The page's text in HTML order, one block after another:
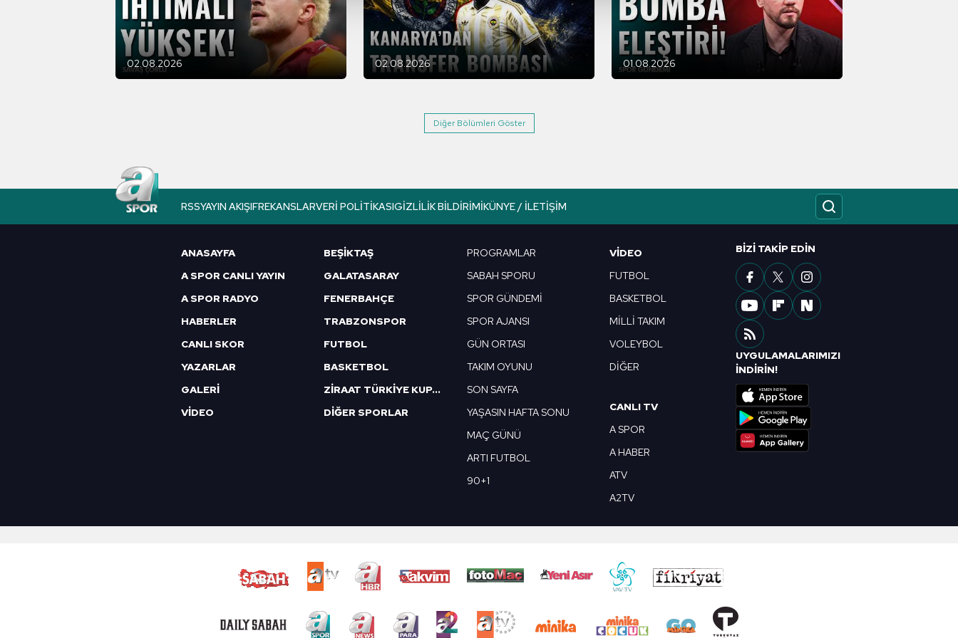
çerezler vasıtasıyla çeşitli kişisel verileriniz işlenmekte olup gerekli olan çerezler bilgi toplumu hizmetlerinin sunulması
amacıyla kullanılmaktadır. Diğer çerezler, sitemizin daha işlevsel kılınması ve kişiselleştirilmesi ve sizlere yönelik
reklam/pazarlama faaliyetlerinin yapılması, amaçlarıyla sınırlı olarak açık rızanız dahilinde kullanılacaktır.
Çerezlere ilişkin tercihlerinizi aşağıda yer alan panel vasıtasıyla belirleyebilirsiniz. Çerezlere ilişkin detaylı bilgi için Ayarlar
6698 sayılı Kişisel Verilerin Korunması Kanunu uyarınca hazırlanmış Aydınlatma Metnimizi okumak ve sitemizde ilgili
02.08.2026 02.08.2026 01.08.2026
Diğer Bölümleri Göster
RSSYAYIN AKIŞIFREKANSLARVERI POLITIKASIGIZLILIK BILDIRIMIKÜNYE / İLETIŞIM
ANASAYFA
A SPOR CANLI YAYIN
A SPOR RADYO
HABERLER
CANLI SKOR
YAZARLAR
GALERİ
VİDEO
BEŞİKTAŞ
GALATASARAY
FENERBAHÇE
TRABZONSPOR
FUTBOL
BASKETBOL
ZİRAAT TÜRKİYE KUPASI
DİĞER SPORLAR
PROGRAMLAR
SABAH SPORU
SPOR GÜNDEMİ
SPOR AJANSI
GÜN ORTASI
TAKIM OYUNU
SON SAYFA
YAŞASIN HAFTA SONU
MAÇ GÜNÜ
ARTI FUTBOL
90+1
VIDEO
FUTBOL
BASKETBOL
MİLLİ TAKIM
VOLEYBOL
DİĞER
CANLI TV
A SPOR
A HABER
ATV
A2TV
BIZI TAKIP EDIN
UYGULAMALARIMIZI
İNDİRİN!